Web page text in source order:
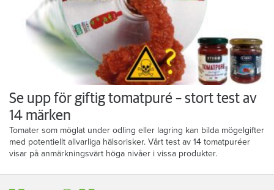
Se upp för giftig tomatpuré – stort test av
14 märken
Tomater som möglat under odling eller lagring kan bilda mögelgifter
med potentiellt allvarliga hälsorisker. Vårt test av 14 tomatpuréer
visar på anmärkningsvärt höga nivåer i vissa produkter.